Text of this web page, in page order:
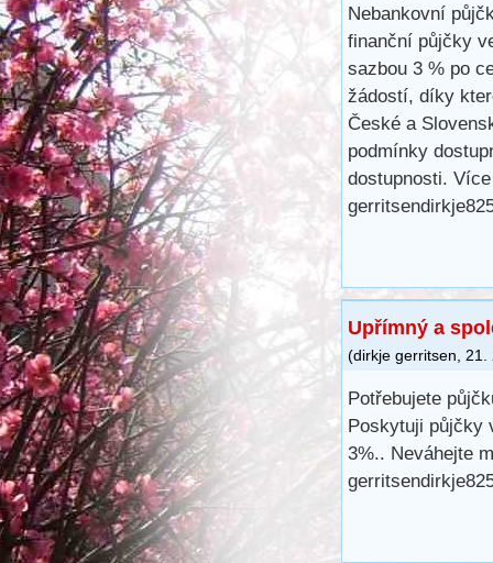
Nebankovní
finanční půjčky
sazbou 3 % po
žádostí, díky
České a
podmínky
dostupnosti.
Upřímný a
(dirkje gerritsen, 21.
Potřebujete
Poskytuji půjčky
3%.. Neváhejte